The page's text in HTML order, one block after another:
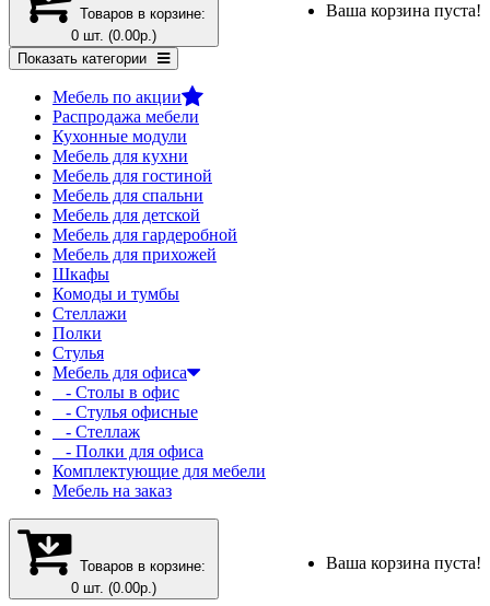
Товаров в корзине:
0 шт. (0.00р.)
Ваша корзина пуста!
Показать категории
Мебель по акции
Распродажа мебели
Кухонные модули
Мебель для кухни
Мебель для гостиной
Мебель для спальни
Мебель для детской
Мебель для гардеробной
Мебель для прихожей
Шкафы
Комоды и тумбы
Стеллажи
Полки
Стулья
Мебель для офиса
- Столы в офис
- Стулья офисные
- Стеллаж
- Полки для офиса
Комплектующие для мебели
Мебель на заказ
Товаров в корзине:
0 шт. (0.00р.)
Ваша корзина пуста!